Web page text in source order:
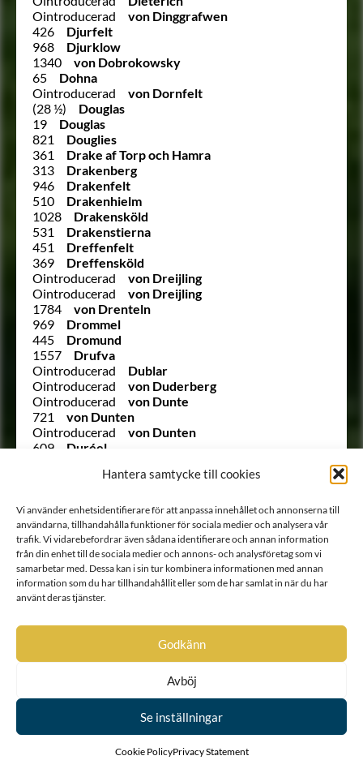
Hantera samtycke till cookies
Vi använder enhetsidentifierare för att anpassa innehållet och annonserna till
användarna, tillhandahålla funktioner för sociala medier och analysera vår
trafik. Vi vidarebefordrar även sådana identifierare och annan information
från din enhet till de sociala medier och annons- och analysföretag som vi
samarbetar med. Dessa kan i sin tur kombinera informationen med annan
information som du har tillhandahållit eller som de har samlat in när du har
använt deras tjänster.
Godkänn
Avböj
Se inställningar
Cookie PolicyPrivacy Statement
Ointroducerad
von Dinggrafwen
426
Djurfelt
968
Djurklow
1340
von Dobrokowsky
65
Dohna
Ointroducerad
von Dornfelt
(28 ½)
Douglas
19
Douglas
821
Douglies
361
Drake af Torp och Hamra
313
Drakenberg
946
Drakenfelt
510
Drakenhielm
1028
Drakensköld
531
Drakenstierna
451
Dreffenfelt
369
Dreffensköld
Ointroducerad
von Dreijling
Ointroducerad
von Dreijling
1784
von Drenteln
969
Drommel
445
Dromund
1557
Drufva
Ointroducerad
Dublar
Ointroducerad
von Duderberg
Ointroducerad
von Dunte
721
von Dunten
Ointroducerad
von Dunten
609
Duréel
544
Dusensköld
241
Duwall
64
Duwall
Utesluten
von Düben
Utesluten
von Düben
1785
von Düben
135
von Düben
Ointroducerad
von Döringh
Ebersköld
Eckhof
617
Edenberg